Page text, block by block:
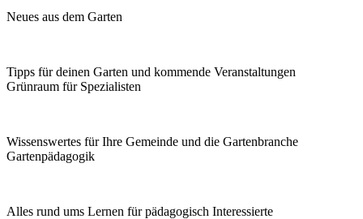
Neues aus dem Garten
Tipps für deinen Garten und kommende Veranstaltungen
Grünraum für Spezialisten
Wissenswertes für Ihre Gemeinde und die Gartenbranche
Garten­pädagogik
Alles rund ums Lernen für pädagogisch Interessierte